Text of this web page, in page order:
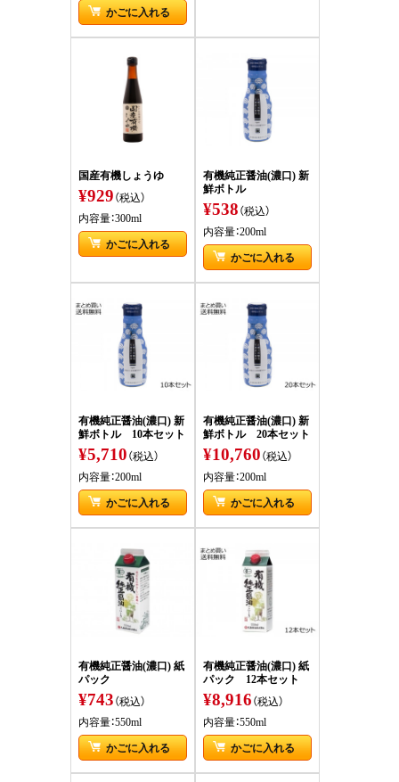
かごに入れる
国産有機しょうゆ
¥929（税込）
内容量：300ml
かごに入れる
有機純正醤油(濃口) 新
鮮ボトル
¥538（税込）
内容量：200ml
かごに入れる
有機純正醤油(濃口) 新
鮮ボトル 10本セット
¥5,710（税込）
内容量：200ml
かごに入れる
有機純正醤油(濃口) 新
鮮ボトル 20本セット
¥10,760（税込）
内容量：200ml
かごに入れる
有機純正醤油(濃口) 紙
パック
¥743（税込）
内容量：550ml
かごに入れる
有機純正醤油(濃口) 紙
パック 12本セット
¥8,916（税込）
内容量：550ml
かごに入れる